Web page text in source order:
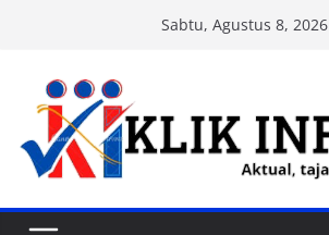
content
Sabtu, Agustus 8, 2026